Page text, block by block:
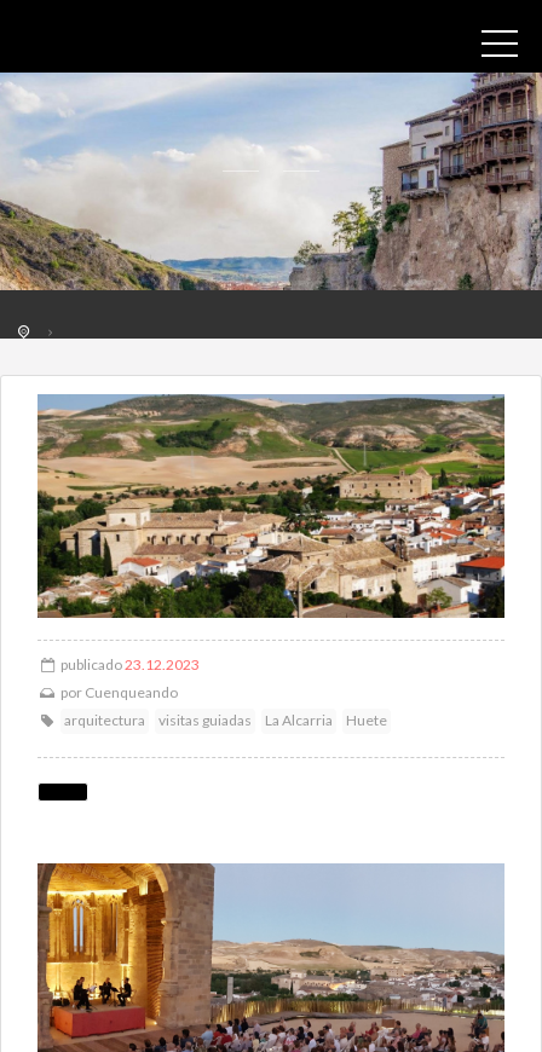
publicado23.12.2023
por Cuenqueando
arquitectura
visitas guiadas La Alcarria Huete